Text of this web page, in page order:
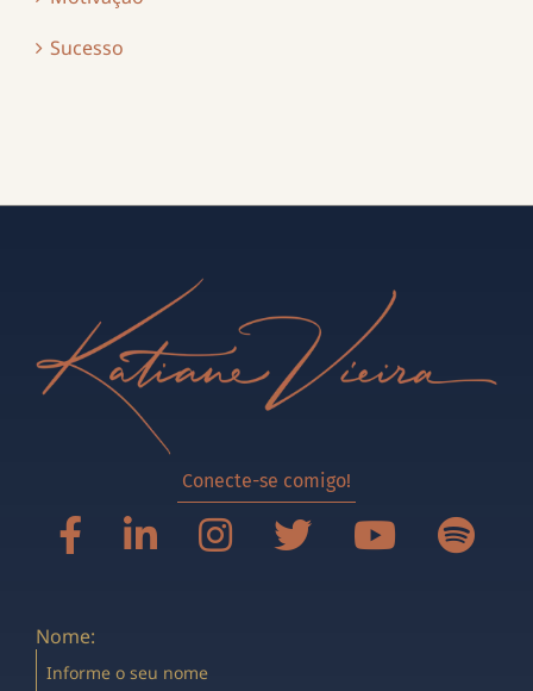
Sucesso
Conecte-se comigo!
Nome: